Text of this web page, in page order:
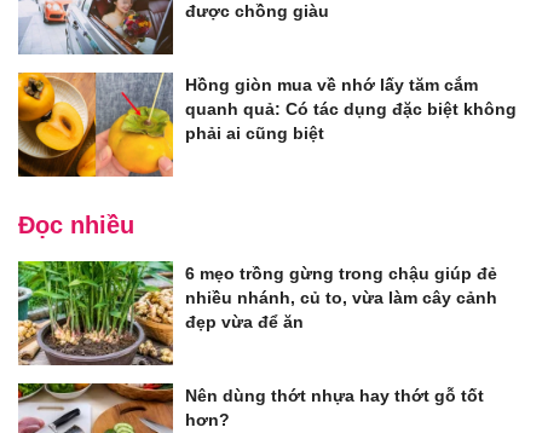
được chồng giàu
Hồng giòn mua về nhớ lấy tăm cắm
quanh quả: Có tác dụng đặc biệt không
phải ai cũng biệt
Đọc nhiều
6 mẹo trồng gừng trong chậu giúp đẻ
nhiều nhánh, củ to, vừa làm cây cảnh
đẹp vừa để ăn
Nên dùng thớt nhựa hay thớt gỗ tốt
hơn?